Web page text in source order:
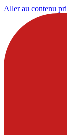
Aller au contenu